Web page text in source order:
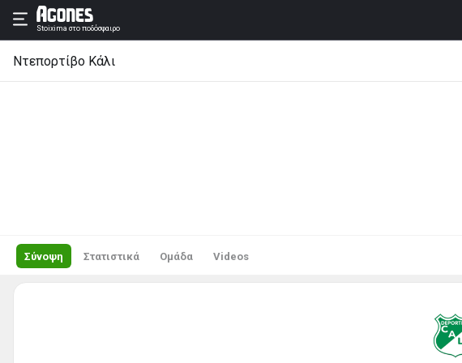
Stoixima στο ποδόσφαιρο
Ντεπορτίβο Κάλι
Σύνοψη Στατιστικά Ομάδα Videos